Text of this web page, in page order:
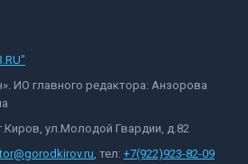
ИО главного редактора: Анзорова
ул.Молодой Гвардии, д.82
, тел: +7(922)923-82-09